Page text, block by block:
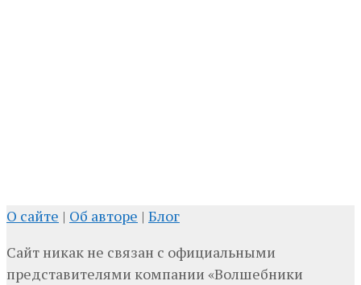
О сайте | Об авторе | Блог
Сайт никак не связан с официальными
представителями компании «Волшебники